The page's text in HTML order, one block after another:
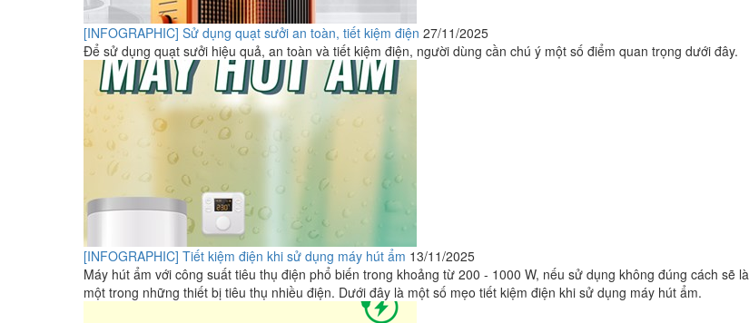
[INFOGRAPHIC] Sử dụng quạt sưởi an toàn, tiết kiệm điện 27/11/2025
Để sử dụng quạt sưởi hiệu quả, an toàn và tiết kiệm điện, người dùng cần chú ý một số điểm quan trọng dưới đây.
[INFOGRAPHIC] Tiết kiệm điện khi sử dụng máy hút ẩm 13/11/2025
Máy hút ẩm với công suất tiêu thụ điện phổ biến trong khoảng từ 200 - 1000 W, nếu sử dụng không đúng cách sẽ là
một trong những thiết bị tiêu thụ nhiều điện. Dưới đây là một số mẹo tiết kiệm điện khi sử dụng máy hút ẩm.